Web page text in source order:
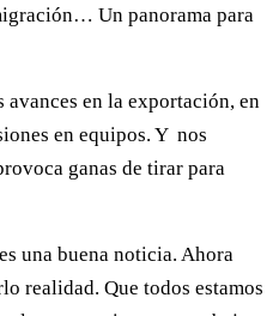
Un panorama para
en la exportación, en
en equipos. Y nos
ganas de tirar para
una buena noticia. Ahora
realidad. Que todos estamos